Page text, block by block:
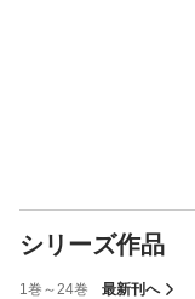
シリーズ作品
1巻～24巻 最新刊へ